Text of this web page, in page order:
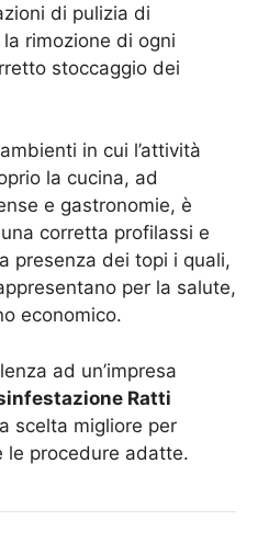
di pulizia di
rimozione di ogni
stoccaggio dei
in cui l’attività
la cucina, ad
e gastronomie, è
corretta profilassi e
presenza dei topi i quali,
per la salute,
economico.
ad un’impresa
Ratti
scelta migliore per
le procedure adatte.